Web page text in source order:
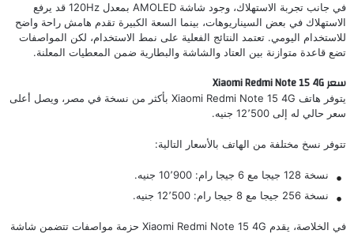
في جانب تجربة الاستهلاك، وجود شاشة AMOLED بمعدل 120Hz قد يرفع
الاستهلاك في بعض السيناريوهات، بينما السعة الكبيرة تقدم هامش راحة واضح
للاستخدام اليومي. تعتمد النتائج الفعلية على نمط الاستخدام، لكن المواصفات
تضع قاعدة متوازنة بين العتاد والشاشة والبطارية ضمن المعطيات المعلنة.
سعر Xiaomi Redmi Note 15 4G
يتوفر هاتف Xiaomi Redmi Note 15 4G بأكثر من نسخة في مصر، ويصل أعلى
سعر حالي له إلى 12٬500 جنيه.
تتوفر نسخ مختلفة من الهاتف بالأسعار التالية:
نسخة 128 جيجا مع 6 جيجا رام: 10٬900 جنيه.
نسخة 256 جيجا مع 8 جيجا رام: 12٬500 جنيه.
في الخلاصة، يقدم Xiaomi Redmi Note 15 4G حزمة مواصفات تتضمن شاشة